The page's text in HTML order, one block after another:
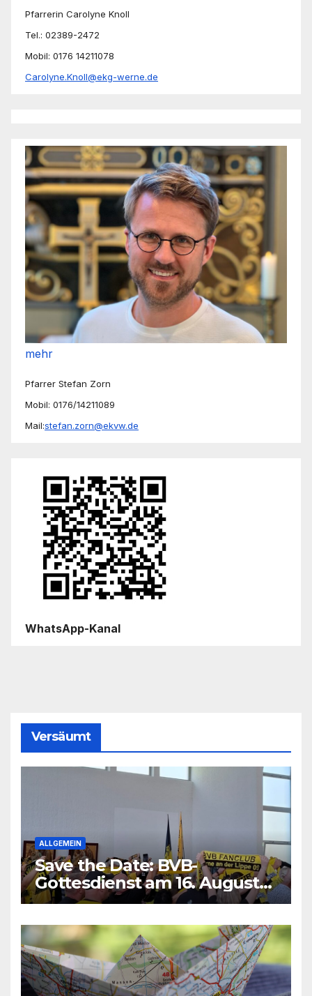
Pfarrerin Carolyne Knoll
Tel.: 02389-2472
Mobil: 0176 14211078
Carolyne.Knoll@ekg-werne.de
mehr
Pfarrer Stefan Zorn
Mobil: 0176/14211089
Mail:stefan.zorn@ekvw.de
WhatsApp-Kanal
Versäumt
ALLGEMEIN
Save the Date: BVB-
Gottesdienst am 16. August
2026